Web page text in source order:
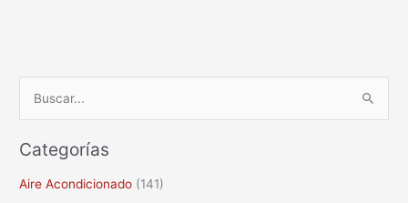
s
Categorías
Aire Acondicionado (141)